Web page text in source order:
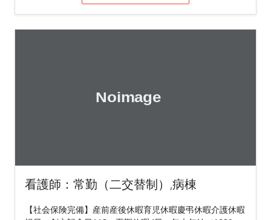
看護師：常勤（二交替制）,病棟
【社会保険完備】産前産後休暇育児休暇慶弔休暇介護休暇